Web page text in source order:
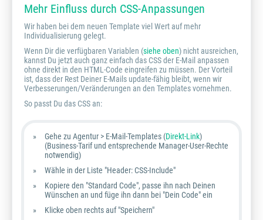
Mehr Einfluss durch CSS-Anpassungen
Wir haben bei dem neuen Template viel Wert auf mehr
Individualisierung gelegt.
Wenn Dir die verfügbaren Variablen (siehe oben) nicht ausreichen,
kannst Du jetzt auch ganz einfach das CSS der E-Mail anpassen
ohne direkt in den HTML-Code eingreifen zu müssen. Der Vorteil
ist, dass der Rest Deiner E-Mails update-fähig bleibt, wenn wir
Verbesserungen/Veränderungen an den Templates vornehmen.
So passt Du das CSS an:
Gehe zu Agentur > E-Mail-Templates (Direkt-Link)
(Business-Tarif und entsprechende Manager-User-Rechte
notwendig)
Wähle in der Liste "Header: CSS-Include"
Kopiere den "Standard Code", passe ihn nach Deinen
Wünschen an und füge ihn dann bei "Dein Code" ein
Klicke oben rechts auf "Speichern"